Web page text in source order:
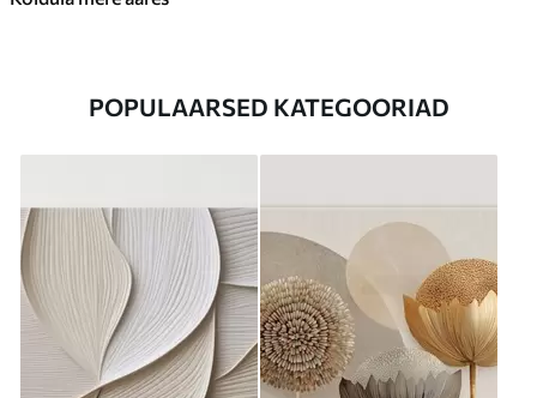
POPULAARSED KATEGOORIAD